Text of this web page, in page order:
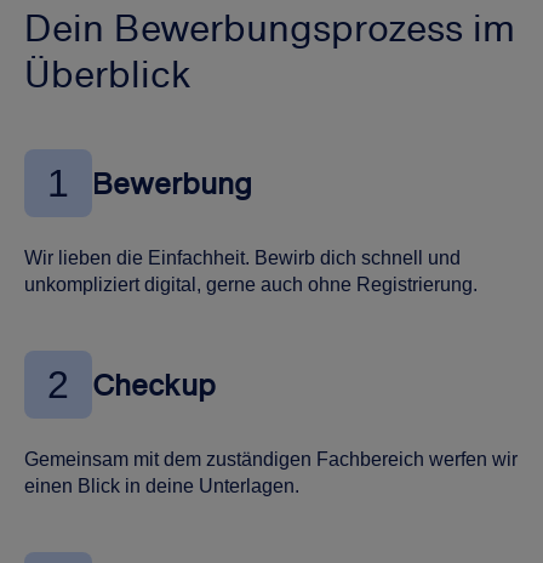
Dein Bewerbungsprozess im
Überblick
1 Bewerbung
Wir lieben die Einfachheit. Bewirb dich schnell und
unkompliziert digital, gerne auch ohne Registrierung.
2 Checkup
Gemeinsam mit dem zuständigen Fachbereich werfen wir
einen Blick in deine Unterlagen.